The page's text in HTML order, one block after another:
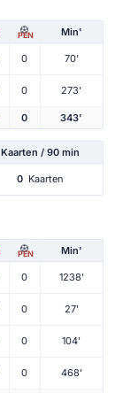
PEN Min'
0 70'
0 273'
0 343'
Kaarten / 90 min
0 Kaarten
PEN Min'
0 1238'
0 27'
0 104'
0 468'